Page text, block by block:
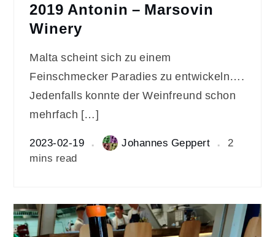
2019 Antonin – Marsovin
Winery
Malta scheint sich zu einem
Feinschmecker Paradies zu entwickeln….
Jedenfalls konnte der Weinfreund schon
mehrfach […]
2023-02-19 Johannes Geppert
2
mins read